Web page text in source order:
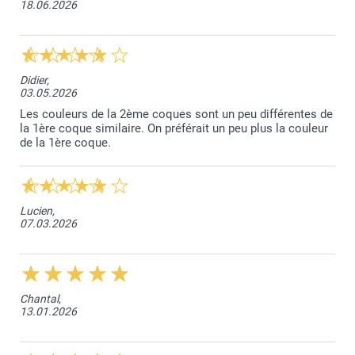
et résistant à l'huile, à la graisse et à l'abrasion.
offre une protection solide tout en préservant la finesse
de votre téléphone.
La coque portefeuille Samsung est conçue à partir d'un
matériau synthétique avec un aspect cuir noir élégant
alliant solidité et style.
La coque portefeuille pour iPhone combine une base de
protection robuste avec un design pratique conçu pour
ranger vos cartes au format carte de banque.
18.06.2026
Didier,
03.05.2026
Les couleurs de la 2ème coques sont un peu différentes de
la 1ère coque similaire. On préférait un peu plus la couleur
de la 1ère coque.
Lucien,
07.03.2026
Chantal,
13.01.2026